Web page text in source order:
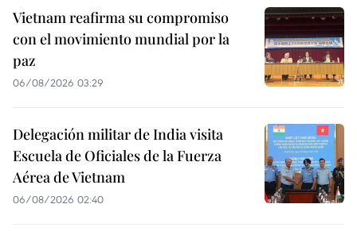
Vietnam reafirma su compromiso
con el movimiento mundial por la
paz
06/08/2026 03:29
Delegación militar de India visita
Escuela de Oficiales de la Fuerza
Aérea de Vietnam
06/08/2026 02:40